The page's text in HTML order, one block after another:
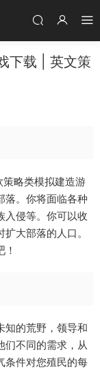
下载 | 英文策
略类模拟建造游
落。你将面临各种
入侵等。你可以收
大部落的人口。
的荒野，领导和
们不同的需求，从
条件对您殖民的每